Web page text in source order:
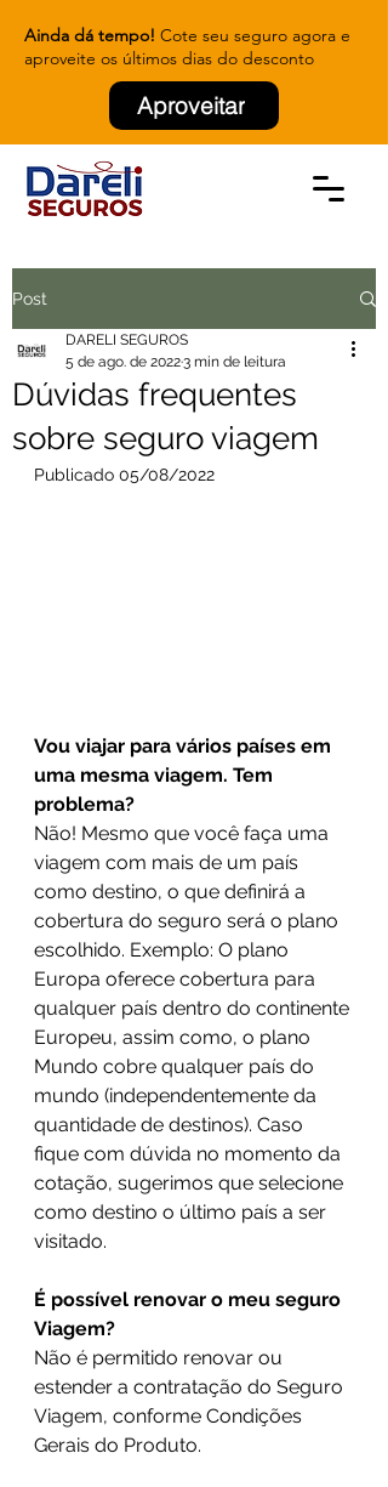
Ainda dá tempo! Cote seu seguro agora e
aproveite os últimos dias do desconto
Aproveitar
Post
Dúvidas frequentes
sobre seguro viagem
DARELI SEGUROS
5 de ago. de 20223 min de leitura
Publicado 05/08/2022
Vou viajar para vários países em
uma mesma viagem. Tem
problema?
Não! Mesmo que você faça uma
viagem com mais de um país
como destino, o que definirá a
cobertura do seguro será o plano
escolhido. Exemplo: O plano
Europa oferece cobertura para
qualquer país dentro do continente
Europeu, assim como, o plano
Mundo cobre qualquer país do
mundo (independentemente da
quantidade de destinos). Caso
fique com dúvida no momento da
cotação, sugerimos que selecione
como destino o último país a ser
visitado.
É possível renovar o meu seguro
Viagem?
Não é permitido renovar ou
estender a contratação do Seguro
Viagem, conforme Condições
Gerais do Produto.